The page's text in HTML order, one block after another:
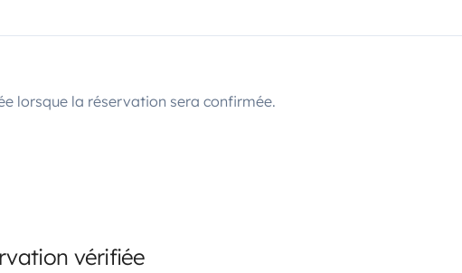
lorsque la réservation sera confirmée.
vérifiée